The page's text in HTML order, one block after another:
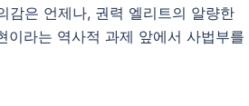
감은 언제나, 권력 엘리트의 알량한
라는 역사적 과제 앞에서 사법부를